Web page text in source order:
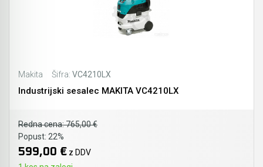
Makita Šifra: VC4210LX
Industrijski sesalec MAKITA VC4210LX
Redna cena:765,00 €
Popust: 22%
599,00 € z DDV